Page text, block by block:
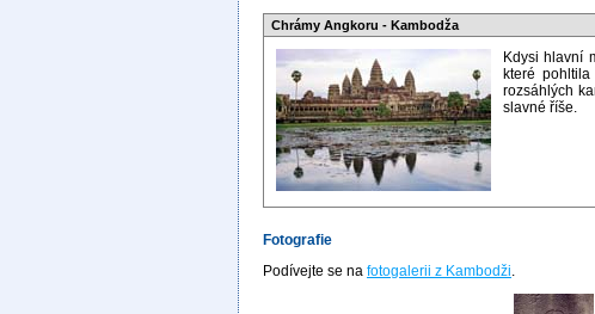
Chrámy Angkoru - Kambodža
Kdysi hlavní
které
rozsáhlých
slavné říše.
Fotografie
Podívejte se na fotogalerii z Kambodži.